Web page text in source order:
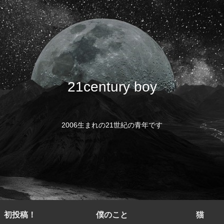
21century boy
2006生まれの21世紀の青年です
初投稿！ 僕のこと 猫